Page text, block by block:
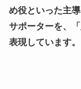
め役といった主
サポーターを、
表現しています。